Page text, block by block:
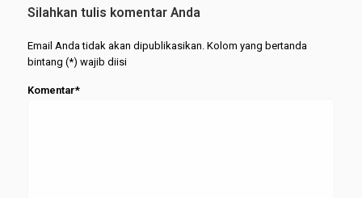
Silahkan tulis komentar Anda
Email Anda tidak akan dipublikasikan. Kolom yang bertanda
bintang (*) wajib diisi
Komentar*